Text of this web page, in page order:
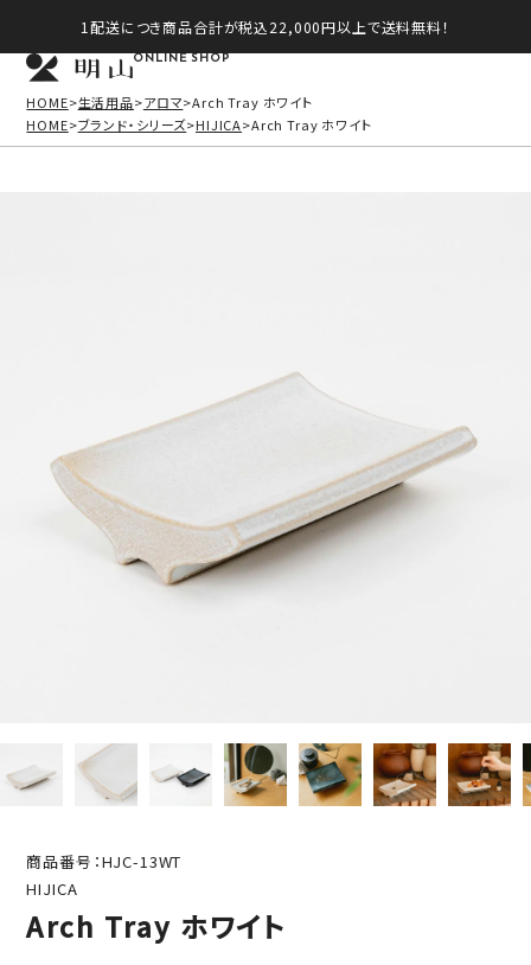
1配送につき商品合計が税込22,000円以上で送料無料！
ONLINE SHOP
HOME 生活用品 アロマ Arch Tray ホワイト
HOME ブランド・シリーズ HIJICA Arch Tray ホワイト
商品番号：HJC-13WT
HIJICA
Arch Tray ホワイト